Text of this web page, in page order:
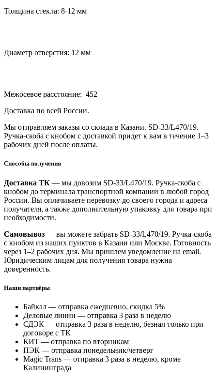
Толщина стекла: 8-12 мм
Диаметр отверстия: 12 мм
Межосевое расстояние: 452
Доставка по всей России.
Мы отправляем заказы со склада в Казани. SD-33/L470/19.
Ручка-скоба с кнобом с доставкой придет к вам в течение 1–3
рабочих дней после оплаты.
Способы получения
Доставка ТК — мы довозим SD-33/L470/19. Ручка-скоба с
кнобом до терминала транспортной компании в любой город
России. Вы оплачиваете перевозку до своего города и адреса
получателя, а также дополнительную упаковку для товара при
необходимости.
Самовывоз — вы можете забрать SD-33/L470/19. Ручка-скоба
с кнобом из наших пунктов в Казани или Москве. Готовность
через 1–2 рабочих дня. Мы пришлем уведомление на email.
Юридическим лицам для получения товара нужна
доверенность.
Наши партнёры
Байкал — отправка ежедневно, скидка 5%
Деловые линии — отправка 3 раза в неделю
СДЭК — отправка 3 раза в неделю, безнал только при
договоре с ТК
КИТ — отправка по вторникам
ПЭК — отправка понедельник/четверг
Magic Trans — отправка 3 раза в неделю, кроме
Калининграда